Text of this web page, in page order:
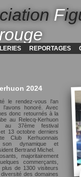
F
REPORTAGES
2024
le rendez-vous l’an
honoré. Avec
donc retournés à la
au Relecq-Kerhuon
au 37ème festival
13 octobre derniers
Club Kerhuonnais
dynamique et
Bertrand Michel.
majoritairement
commerçants,
plus de 1300 visiteurs
diversité des domaines